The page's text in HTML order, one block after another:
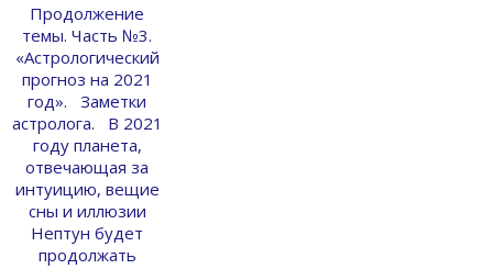
Продолжение
темы. Часть №3.
«Астрологический
прогноз на 2021
год». Заметки
астролога. В 2021
году планета,
отвечающая за
интуицию, вещие
сны и иллюзии
Нептун будет
продолжать